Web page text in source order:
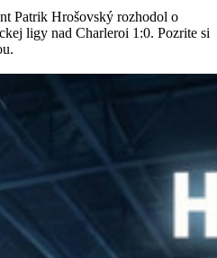
Patrik Hrošovský rozhodol o
ligy nad Charleroi 1:0. Pozrite si